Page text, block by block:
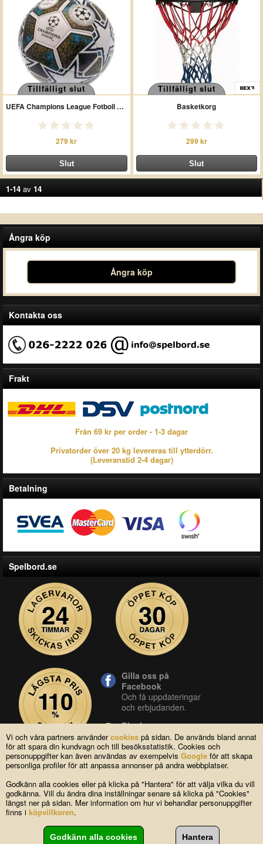
Vi och våra partners användercookies på sidan. De används bland annat
för att spara din kundvagn och till besöksstatistik. Cookies och
personuppgifter kan även användas av exempelvis Google för att skapa
personliga profiler för att anpassa annonser på andra webbplatser.
Godkänn alla cookies eller på klicka på "Hantera" för att välja vilka du vill
godkänna. Vill du ändra dina inställningar senare så klicka på "Cookies"
längst ner på sidan. Mer information om hur vi behandlar personuppgifter
finns i köpvillkoren.
Tillfälligt slut
UEFA Champions League Fotboll Star MT
279 kr
Tillfälligt slut
Basketkorg
299 kr
1-14 av 14
Ångra köp
Ångra köp
Kontakta oss
Frakt
Från 69 kr per order - 1-3 dagar
Privatorder över 20 kg levereras till ytterdörr.
(Leveranstid 2-4 dagar)
Betalning
Spelbord.se
Gilla oss på
Facebook
Och få uppdateringar
och erbjudanden.
Blocket
Vår butik på blocket.
YouTube
Se våra produkter live
Copyright © 2004-2026 Lagsidan AB
FAQ|Om oss|Köpvillkor|Cookies |Kontakta oss